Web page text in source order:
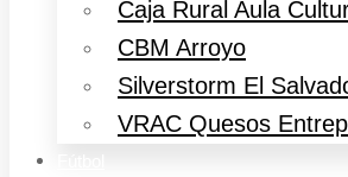
Caja Rural Aula
CBM Arroyo
Silverstorm El
VRAC Quesos